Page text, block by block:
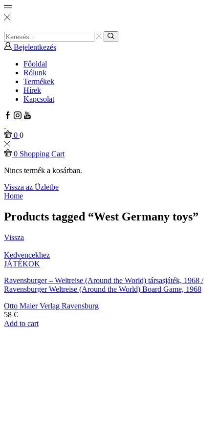
Search
input
Search
Bejelentkezés
Főoldal
Rólunk
Termékek
Hírek
Kapcsolat
Facebook
Instagram
Youtube
0 0
0 Shopping Cart
Nincs termék a kosárban.
Vissza az Üzletbe
Home
Products tagged “West Germany toys”
Vissza
Kedvencekhez
JÁTÉKOK
Ravensburger – Weltreise (Around the World) társasjáték, 1968 /
Ravensburger Weltreise (Around the World) Board Game, 1968
Otto Maier Verlag Ravensburg
58 €
Add to cart